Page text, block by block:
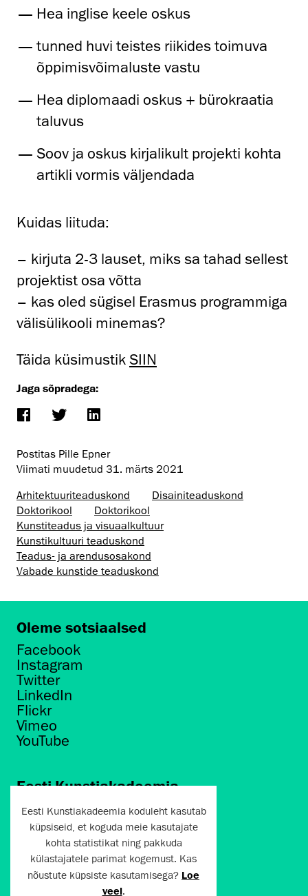
Hea inglise keele oskus
tunned huvi teistes riikides toimuva
õppimisvõimaluste vastu
Hea diplomaadi oskus + bürokraatia
taluvus
Soov ja oskus kirjalikult projekti kohta
artikli vormis väljendada
Kuidas liituda:
– kirjuta 2-3 lauset, miks sa tahad sellest
projektist osa võtta
– kas oled sügisel Erasmus programmiga
välisülikooli minemas?
Täida küsimustikSIIN
Jaga sõpradega:
Postitas Pille Epner
Viimati muudetud 31. märts 2021
Arhitektuuri­teaduskond
Disaini­­teaduskond
Doktorikool
Doktorikool
Kunstiteadus ja visuaalkultuur
Kunsti­kultuuri teaduskond
Teadus- ja arendusosakond
Vabade kunstide teaduskond
Oleme sotsiaalsed
Facebook
Instagram
Twitter
LinkedIn
Flickr
Vimeo
YouTube
Eesti Kunstiakadeemia
Põhja puiestee 7
Tallinn 10412
artun@artun.ee
+372 6267301
Eesti Kunstiakadeemia koduleht kasutab
küpsiseid, et koguda meie kasutajate
kohta statistikat ning pakkuda
külastajatele parimat kogemust. Kas
nõustute küpsiste kasutamisega? Loe
veel.